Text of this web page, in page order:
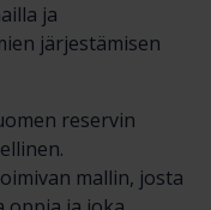
ja
järjestämisen
reservin
mallin, josta